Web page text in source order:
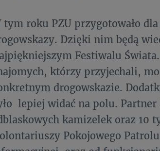
tym roku PZU przygotowało
Dzięki nim będą
Festiwalu
którzy przyjechali,
drogowskazie.
lepiej widać na polu.
kamizelek oraz 10
Pokojowego